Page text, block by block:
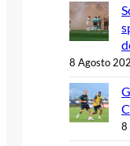
8 Agosto
8